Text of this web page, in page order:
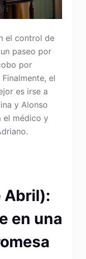
el control de
paseo por
por
el
es irse a
y Alonso
el médico y
Abril):
en una